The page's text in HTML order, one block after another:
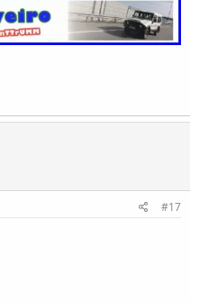
#17